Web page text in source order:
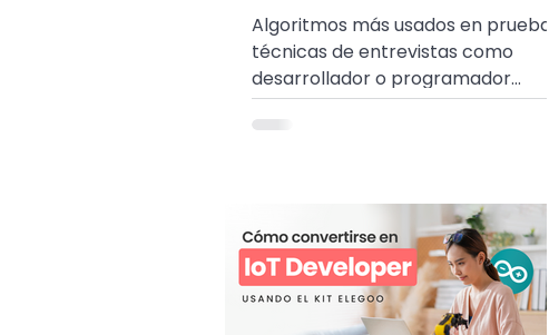
como Devs 👩🏻‍💻
Algoritmos más usados en pruebas
técnicas de entrevistas como
desarrollador o programador
¿Cómo resolverlos? y ¿Dónde
puedes practicarlos?